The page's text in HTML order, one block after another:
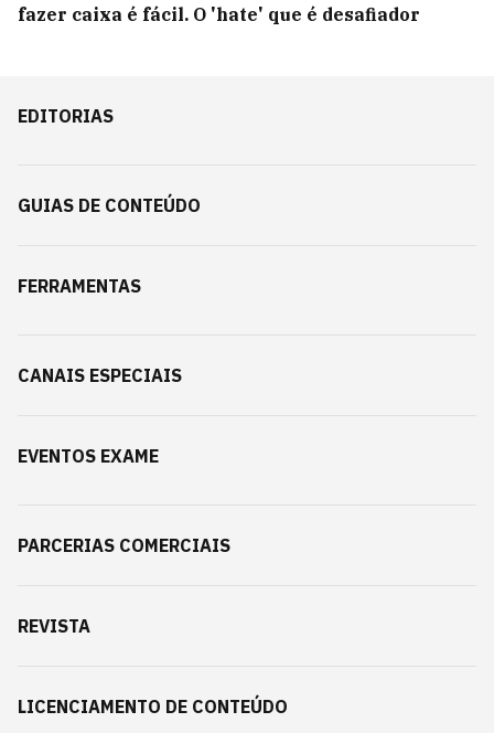
fazer caixa é fácil. O 'hate' que é desafiador
EDITORIAS
GUIAS DE CONTEÚDO
FERRAMENTAS
CANAIS ESPECIAIS
EVENTOS EXAME
PARCERIAS COMERCIAIS
REVISTA
LICENCIAMENTO DE CONTEÚDO